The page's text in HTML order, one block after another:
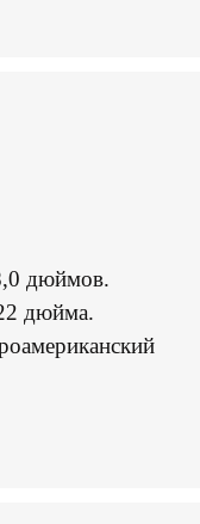
дюймов.
дюйма.